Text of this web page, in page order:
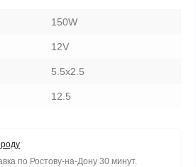
150W
12V
5.5x2.5
12.5
по Ростову-на-Дону 30 минут.